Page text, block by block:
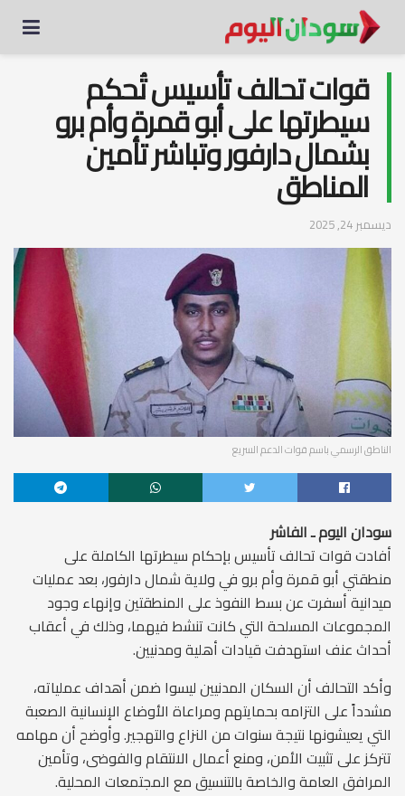
قوات تحالف تأسيس تُحكم
سيطرتها على أبو قمرة وأم برو
بشمال دارفور وتباشر تأمين
المناطق
ديسمبر 24, 2025
الناطق الرسمي باسم قوات الدعم السريع
سودان اليوم ـ الفاشر
أفادت قوات تحالف تأسيس بإحكام سيطرتها الكاملة على
منطقتي أبو قمرة وأم برو في ولاية شمال دارفور، بعد عمليات
ميدانية أسفرت عن بسط النفوذ على المنطقتين وإنهاء وجود
المجموعات المسلحة التي كانت تنشط فيهما، وذلك في أعقاب
أحداث عنف استهدفت قيادات أهلية ومدنيين.
وأكد التحالف أن السكان المدنيين ليسوا ضمن أهداف عملياته،
مشدداً على التزامه بحمايتهم ومراعاة الأوضاع الإنسانية الصعبة
التي يعيشونها نتيجة سنوات من النزاع والتهجير. وأوضح أن مهامه
تتركز على تثبيت الأمن، ومنع أعمال الانتقام والفوضى، وتأمين
المرافق العامة والخاصة بالتنسيق مع المجتمعات المحلية.